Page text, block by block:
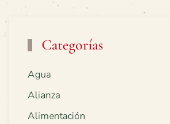
Categorías
Agua
Alianza
Alimentación